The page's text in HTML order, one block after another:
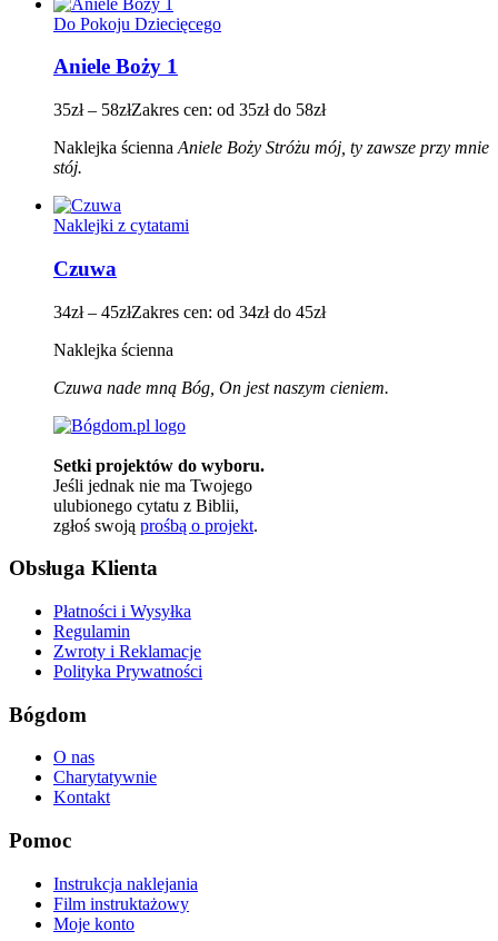
Do Pokoju Dziecięcego
Aniele Boży 1
35zł – 58złZakres cen: od 35zł do 58zł
Naklejka ścienna Aniele Boży Stróżu mój, ty zawsze przy mnie
stój.
Naklejki z cytatami
Czuwa
34zł – 45złZakres cen: od 34zł do 45zł
Naklejka ścienna
Czuwa nade mną Bóg, On jest naszym cieniem.
Setki projektów do wyboru.
Jeśli jednak nie ma Twojego
ulubionego cytatu z Biblii,
zgłoś swoją prośbą o projekt.
Obsługa Klienta
Płatności i Wysyłka
Regulamin
Zwroty i Reklamacje
Polityka Prywatności
Bógdom
O nas
Charytatywnie
Kontakt
Pomoc
Instrukcja naklejania
Film instruktażowy
Moje konto